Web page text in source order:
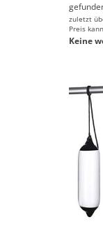
zuletzt
Preis
Keine